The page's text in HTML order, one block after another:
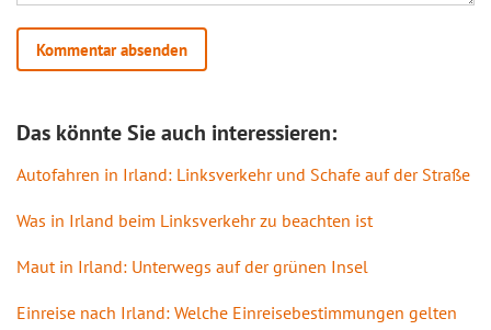
Das könnte Sie auch interessieren:
Autofahren in Irland: Linksverkehr und Schafe auf der Straße
Was in Irland beim Linksverkehr zu beachten ist
Maut in Irland: Unterwegs auf der grünen Insel
Einreise nach Irland: Welche Einreisebestimmungen gelten